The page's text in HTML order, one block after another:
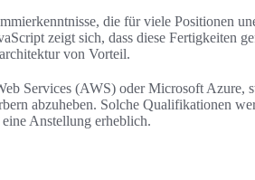
die für viele Positionen
zeigt sich, dass diese Fertigkeiten
von Vorteil.
Services (AWS) oder Microsoft Azure,
abzuheben. Solche Qualifikationen
Anstellung erheblich.